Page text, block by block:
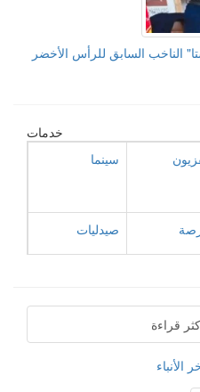
الناخب السابق للرأس الأخضر
خدمات
سينما
صيدليات
قراءة
الأنباء